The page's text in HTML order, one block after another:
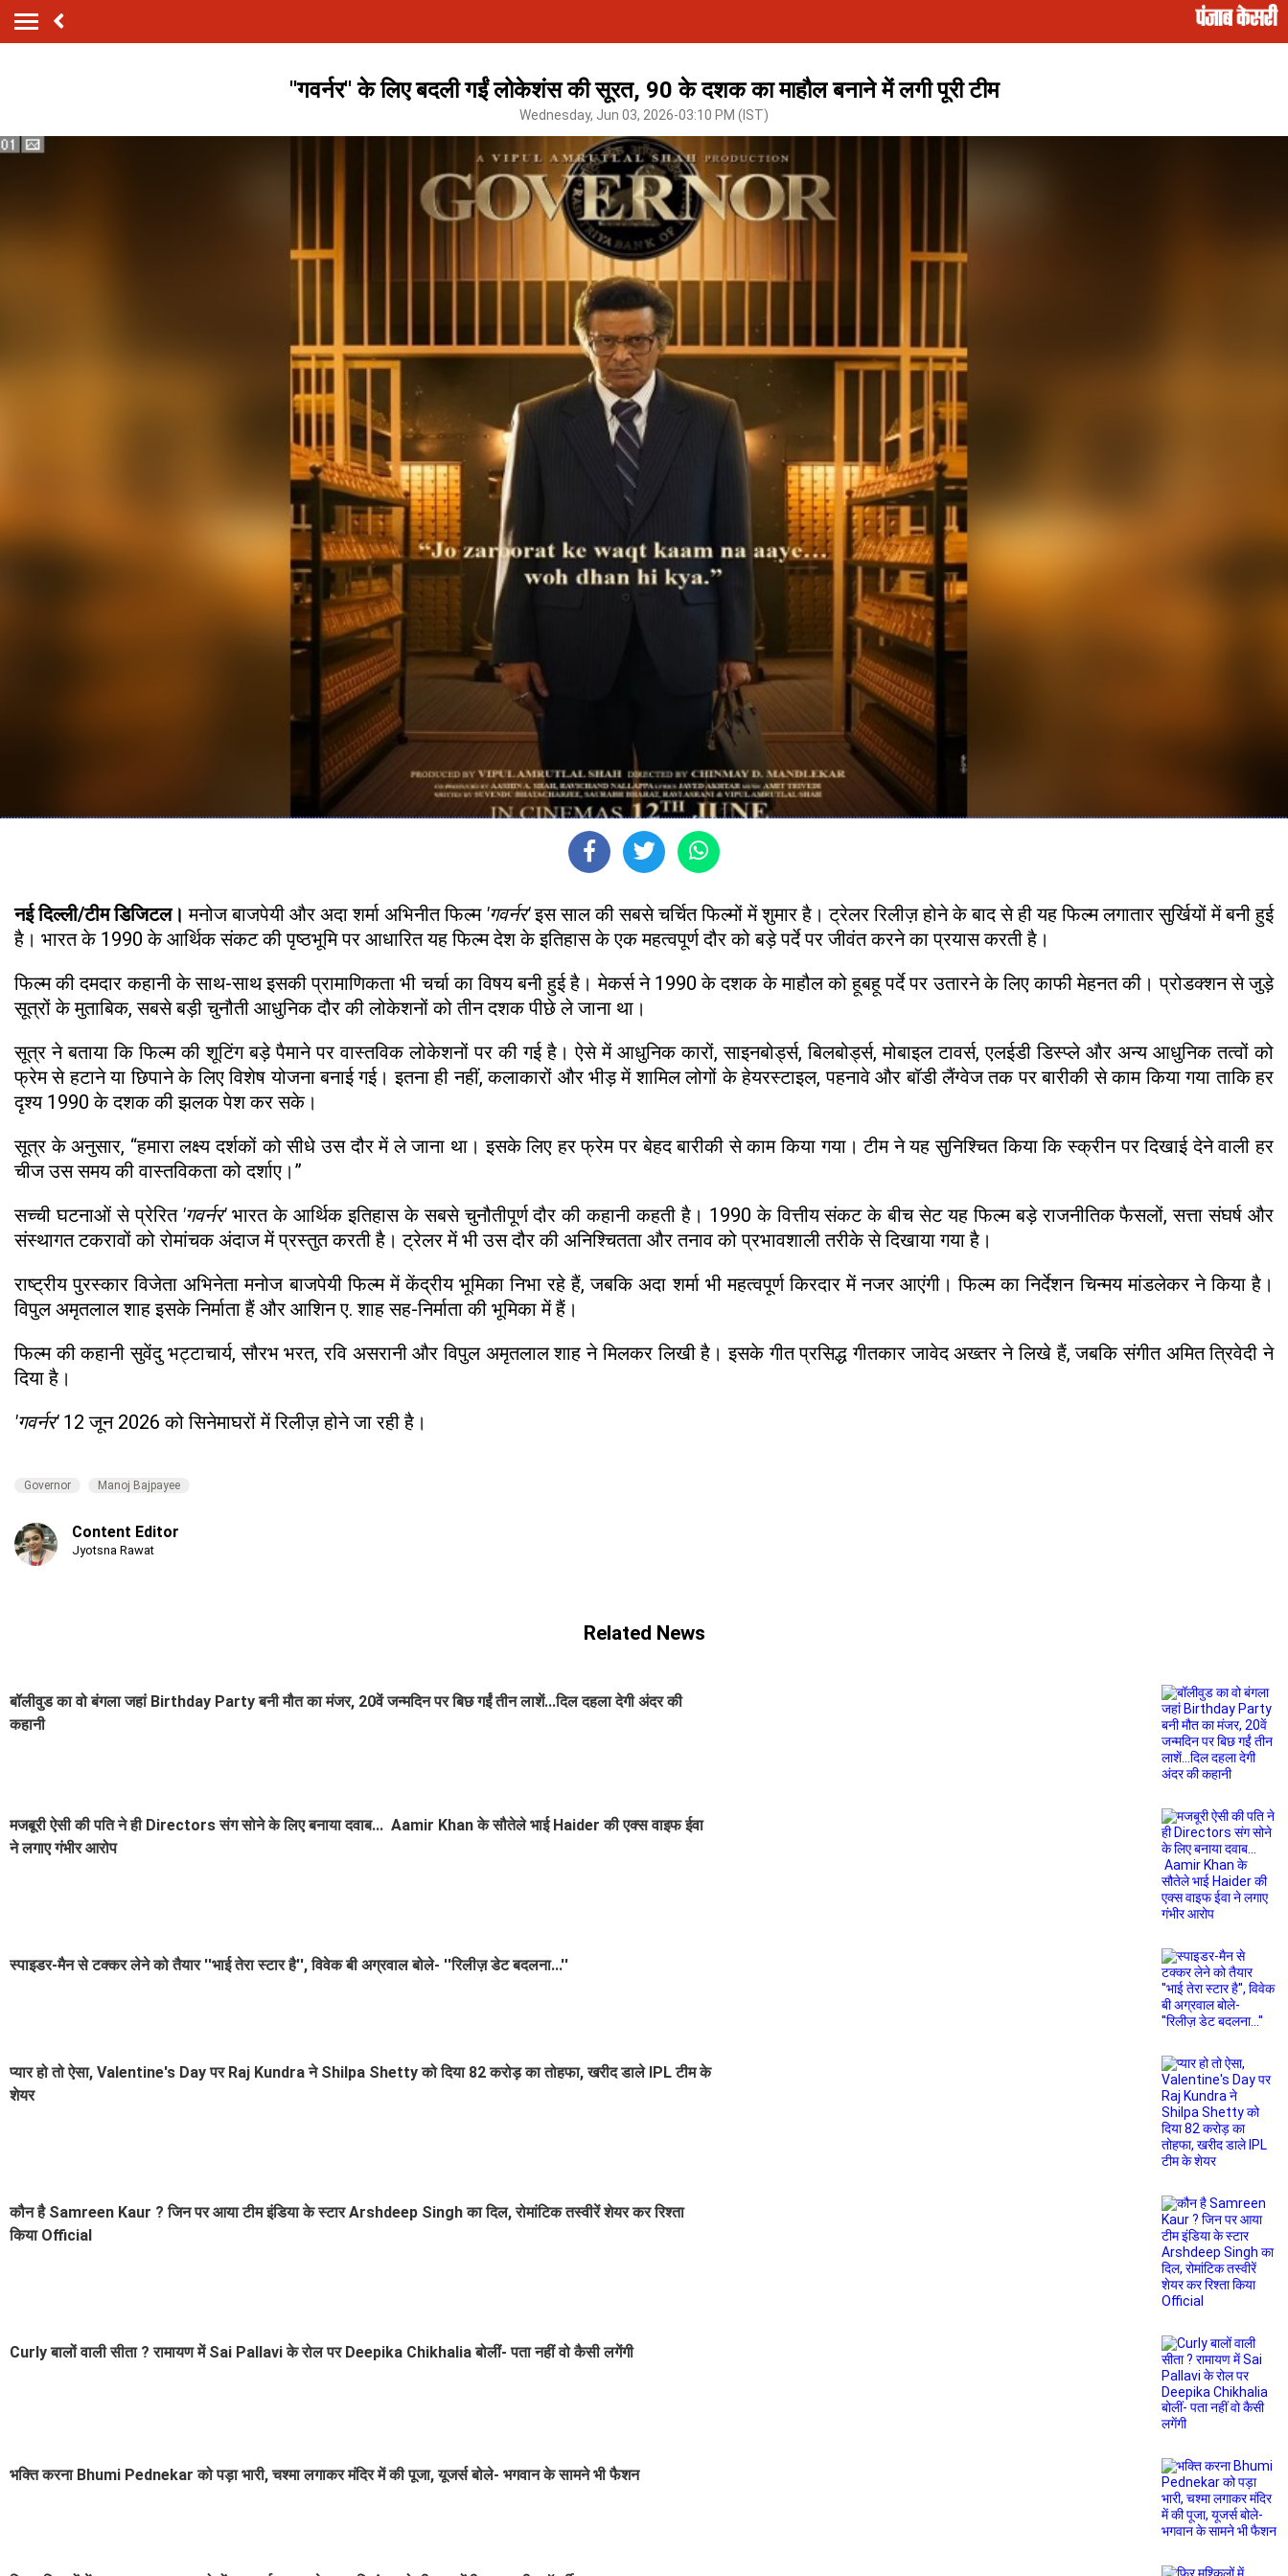
''गवर्नर'' के लिए बदली गईं लोकेशंस की सूरत, 90 के दशक का माहौल बनाने में लगी पूरी टीम
Wednesday, Jun 03, 2026-03:10 PM (IST)
नई दिल्ली/टीम डिजिटल।मनोज बाजपेयी और अदा शर्मा अभिनीत फिल्म 'गवर्नर'इस साल की सबसे चर्चित फिल्मों में शुमार है। ट्रेलर रिलीज़ होने के बाद से ही यह फिल्म लगातार सुर्खियों में बनी हुई
है। भारत के 1990 के आर्थिक संकट की पृष्ठभूमि पर आधारित यह फिल्म देश के इतिहास के एक महत्वपूर्ण दौर को बड़े पर्दे पर जीवंत करने का प्रयास करती है।
फिल्म की दमदार कहानी के साथ-साथ इसकी प्रामाणिकता भी चर्चा का विषय बनी हुई है। मेकर्स ने 1990 के दशक के माहौल को हूबहू पर्दे पर उतारने के लिए काफी मेहनत की। प्रोडक्शन से जुड़े
सूत्रों के मुताबिक, सबसे बड़ी चुनौती आधुनिक दौर की लोकेशनों को तीन दशक पीछे ले जाना था।
सूत्र ने बताया कि फिल्म की शूटिंग बड़े पैमाने पर वास्तविक लोकेशनों पर की गई है। ऐसे में आधुनिक कारों, साइनबोर्ड्स, बिलबोर्ड्स, मोबाइल टावर्स, एलईडी डिस्प्ले और अन्य आधुनिक तत्वों को
फ्रेम से हटाने या छिपाने के लिए विशेष योजना बनाई गई। इतना ही नहीं, कलाकारों और भीड़ में शामिल लोगों के हेयरस्टाइल, पहनावे और बॉडी लैंग्वेज तक पर बारीकी से काम किया गया ताकि हर
दृश्य 1990 के दशक की झलक पेश कर सके।
सूत्र के अनुसार, “हमारा लक्ष्य दर्शकों को सीधे उस दौर में ले जाना था। इसके लिए हर फ्रेम पर बेहद बारीकी से काम किया गया। टीम ने यह सुनिश्चित किया कि स्क्रीन पर दिखाई देने वाली हर
चीज उस समय की वास्तविकता को दर्शाए।”
सच्ची घटनाओं से प्रेरित 'गवर्नर'भारत के आर्थिक इतिहास के सबसे चुनौतीपूर्ण दौर की कहानी कहती है। 1990 के वित्तीय संकट के बीच सेट यह फिल्म बड़े राजनीतिक फैसलों, सत्ता संघर्ष और
संस्थागत टकरावों को रोमांचक अंदाज में प्रस्तुत करती है। ट्रेलर में भी उस दौर की अनिश्चितता और तनाव को प्रभावशाली तरीके से दिखाया गया है।
राष्ट्रीय पुरस्कार विजेता अभिनेता मनोज बाजपेयी फिल्म में केंद्रीय भूमिका निभा रहे हैं, जबकि अदा शर्मा भी महत्वपूर्ण किरदार में नजर आएंगी। फिल्म का निर्देशन चिन्मय मांडलेकर ने किया है।
विपुल अमृतलाल शाह इसके निर्माता हैं और आशिन ए. शाह सह-निर्माता की भूमिका में हैं।
फिल्म की कहानी सुवेंदु भट्टाचार्य, सौरभ भरत, रवि असरानी और विपुल अमृतलाल शाह ने मिलकर लिखी है। इसके गीत प्रसिद्ध गीतकार जावेद अख्तर ने लिखे हैं, जबकि संगीत अमित त्रिवेदी ने
दिया है।
'गवर्नर'12 जून 2026 को सिनेमाघरों में रिलीज़ होने जा रही है।
Governor Manoj Bajpayee
Content Editor
Jyotsna Rawat
Related News
बॉलीवुड का वो बंगला जहां Birthday Party बनी मौत का मंजर, 20वें जन्मदिन पर बिछ गईं तीन लाशें...दिल दहला देगी अंदर की
कहानी
मजबूरी ऐसी की पति ने ही Directors संग सोने के लिए बनाया दवाब... Aamir Khan के सौतेले भाई Haider की एक्स वाइफ ईवा
ने लगाए गंभीर आरोप
स्पाइडर-मैन से टक्कर लेने को तैयार ''भाई तेरा स्टार है'', विवेक बी अग्रवाल बोले- ''रिलीज़ डेट बदलना...''
प्यार हो तो ऐसा, Valentine's Day पर Raj Kundra ने Shilpa Shetty को दिया 82 करोड़ का तोहफा, खरीद डाले IPL टीम के
शेयर
कौन है Samreen Kaur ? जिन पर आया टीम इंडिया के स्टार Arshdeep Singh का दिल, रोमांटिक तस्वीरें शेयर कर रिश्ता
किया Official
Curly बालों वाली सीता ? रामायण में Sai Pallavi के रोल पर Deepika Chikhalia बोलीं- पता नहीं वो कैसी लगेंगी
भक्ति करना Bhumi Pednekar को पड़ा भारी, चश्मा लगाकर मंदिर में की पूजा, यूजर्स बोले- भगवान के सामने भी फैशन